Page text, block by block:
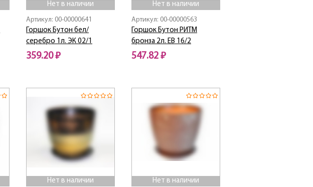
Нет в наличии
Артикул: 00-00000641
Горшок Бутон бел/
серебро 1л. ЭК 02/1
359.20 ₽
Нет в наличии
Артикул: 00-00000563
Горшок Бутон РИТМ
бронза 2л. EB 16/2
547.82 ₽
Нет в наличии Нет в наличии